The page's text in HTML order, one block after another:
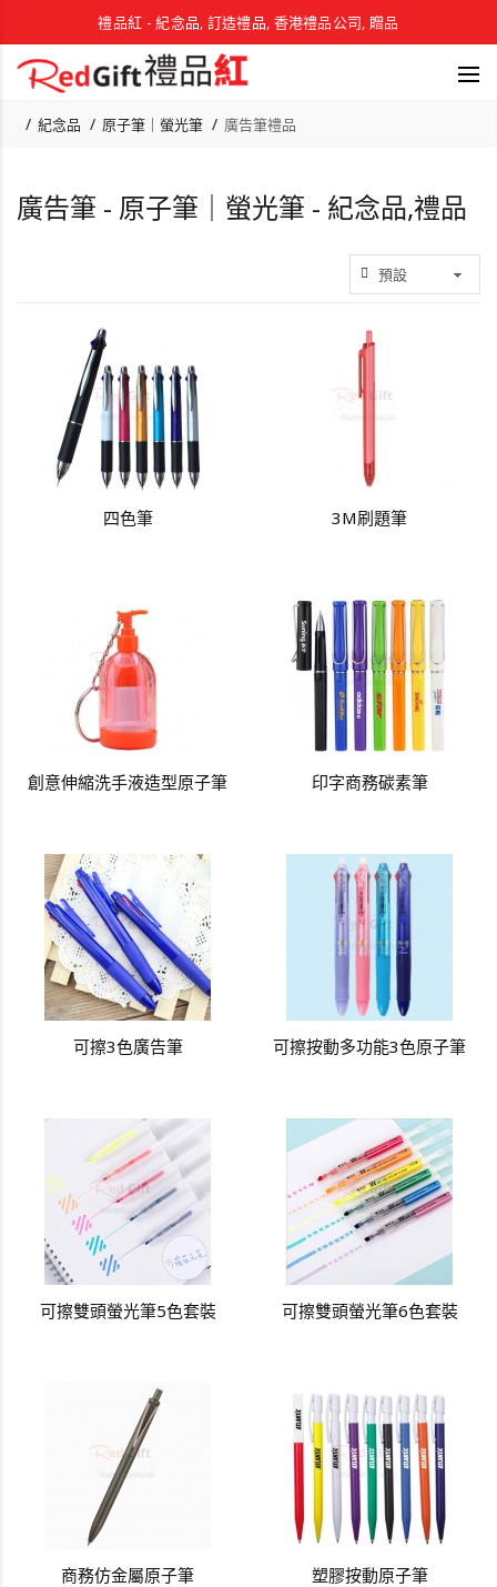
禮品紅 - 紀念品, 訂造禮品, 香港禮品公司, 贈品
紀念品 原子筆｜螢光筆 廣告筆禮品
廣告筆 - 原子筆｜螢光筆 - 紀念品,禮品
四色筆 3M刷題筆
創意伸縮洗手液造型原子筆 印字商務碳素筆
可擦3色廣告筆 可擦按動多功能3色原子筆
可擦雙頭螢光筆5色套裝 可擦雙頭螢光筆6色套裝
商務仿金屬原子筆 塑膠按動原子筆